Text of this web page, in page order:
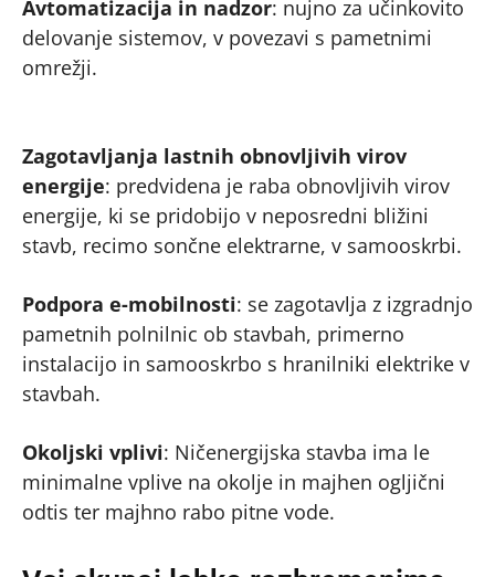
Avtomatizacija in nadzor: nujno za učinkovito
delovanje sistemov, v povezavi s pametnimi
omrežji.
Zagotavljanja lastnih obnovljivih virov
energije: predvidena je raba obnovljivih virov
energije, ki se pridobijo v neposredni bližini
stavb, recimo sončne elektrarne, v samooskrbi.
Podpora e-mobilnosti: se zagotavlja z izgradnjo
pametnih polnilnic ob stavbah, primerno
instalacijo in samooskrbo s hranilniki elektrike v
stavbah.
Okoljski vplivi: Ničenergijska stavba ima le
minimalne vplive na okolje in majhen ogljični
odtis ter majhno rabo pitne vode.